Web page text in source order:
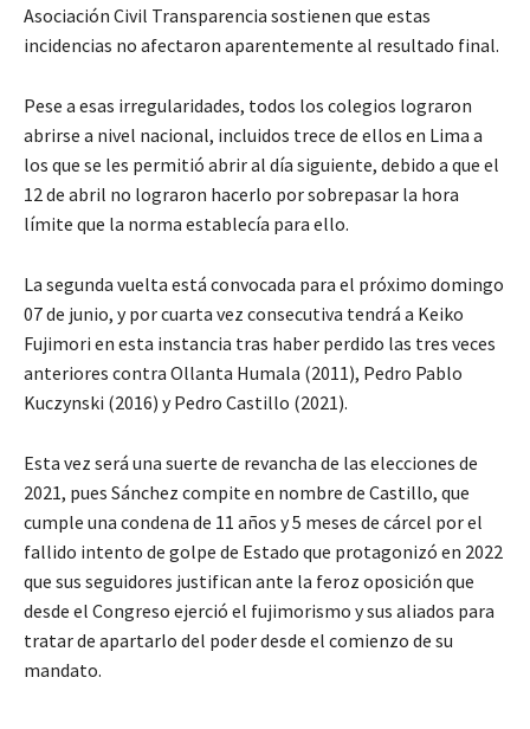
Asociación Civil Transparencia sostienen que estas
incidencias no afectaron aparentemente al resultado final.
Pese a esas irregularidades, todos los colegios lograron
abrirse a nivel nacional, incluidos trece de ellos en Lima a
los que se les permitió abrir al día siguiente, debido a que el
12 de abril no lograron hacerlo por sobrepasar la hora
límite que la norma establecía para ello.
La segunda vuelta está convocada para el próximo domingo
07 de junio, y por cuarta vez consecutiva tendrá a Keiko
Fujimori en esta instancia tras haber perdido las tres veces
anteriores contra Ollanta Humala (2011), Pedro Pablo
Kuczynski (2016) y Pedro Castillo (2021).
Esta vez será una suerte de revancha de las elecciones de
2021, pues Sánchez compite en nombre de Castillo, que
cumple una condena de 11 años y 5 meses de cárcel por el
fallido intento de golpe de Estado que protagonizó en 2022
que sus seguidores justifican ante la feroz oposición que
desde el Congreso ejerció el fujimorismo y sus aliados para
tratar de apartarlo del poder desde el comienzo de su
mandato.